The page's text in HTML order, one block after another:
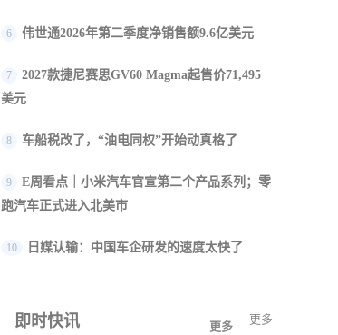
6 伟世通2026年第二季度净销售额9.6亿美元
7
2027款捷尼赛思GV60 Magma起售价71,495
美元
8 车船税改了，“油电同权”开始动真格了
9
E周看点｜小米汽车官宣第二个产品系列；零
跑汽车正式进入北美市
10 日媒认输：中国车企研发的速度太快了
更多
即时快讯 更多